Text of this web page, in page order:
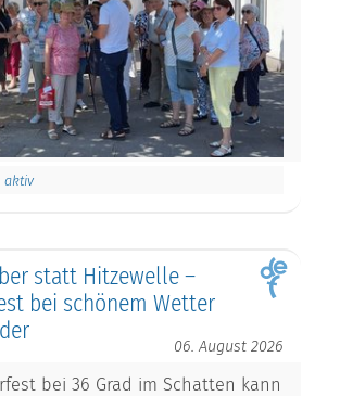
aktiv
statt Hitzewelle –
bei schönem Wetter
06. August 2026
bei 36 Grad im Schatten kann